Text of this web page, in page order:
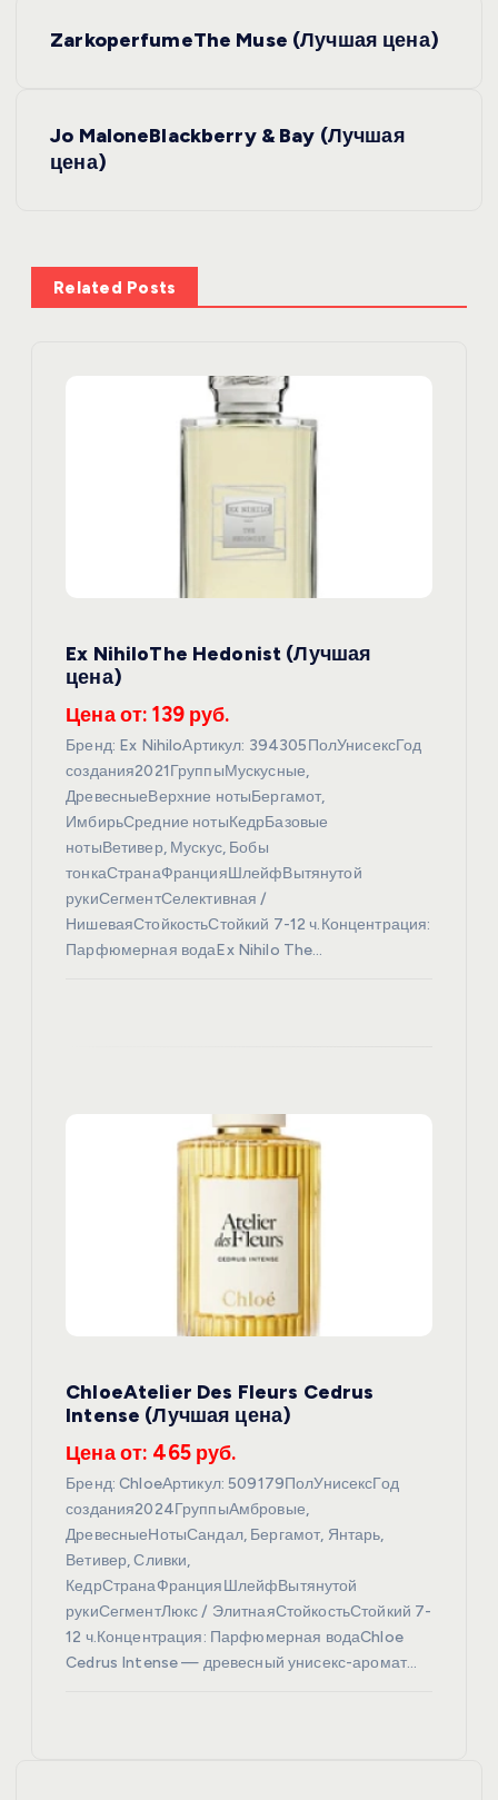
ZarkoperfumeThe Muse (Лучшая цена)
Jo MaloneBlackberry & Bay (Лучшая
цена)
Related Posts
Ex NihiloThe Hedonist (Лучшая
цена)
Цена от: 139 руб.
Бренд: Ex NihiloАртикул: 394305ПолУнисексГод
создания2021ГруппыМускусные,
ДревесныеВерхние нотыБергамот,
ИмбирьСредние нотыКедрБазовые
нотыВетивер, Мускус, Бобы
тонкаСтранаФранцияШлейфВытянутой
рукиСегментСелективная /
НишеваяСтойкостьСтойкий 7-12 ч.Концентрация:
Парфюмерная водаEx Nihilo The…
ChloeAtelier Des Fleurs Cedrus
Intense (Лучшая цена)
Цена от: 465 руб.
Бренд: ChloeАртикул: 509179ПолУнисексГод
создания2024ГруппыАмбровые,
ДревесныеНотыСандал, Бергамот, Янтарь,
Ветивер, Сливки,
КедрСтранаФранцияШлейфВытянутой
рукиСегментЛюкс / ЭлитнаяСтойкостьСтойкий 7-
12 ч.Концентрация: Парфюмерная водаChloe
Cedrus Intense — древесный унисекс-аромат…